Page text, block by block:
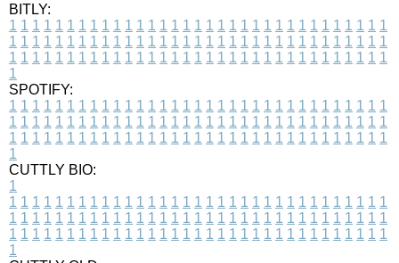
BITLY:
1 1 1 1 1 1 1 1 1 1 1 1 1 1 1 1 1 1 1 1 1 1 1 1 1 1 1 1 1 1 1 1 1
1 1 1 1 1 1 1 1 1 1 1 1 1 1 1 1 1 1 1 1 1 1 1 1 1 1 1 1 1 1 1 1 1
1 1 1 1 1 1 1 1 1 1 1 1 1 1 1 1 1 1 1 1 1 1 1 1 1 1 1 1 1 1 1 1 1
1
SPOTIFY:
1 1 1 1 1 1 1 1 1 1 1 1 1 1 1 1 1 1 1 1 1 1 1 1 1 1 1 1 1 1 1 1 1
1 1 1 1 1 1 1 1 1 1 1 1 1 1 1 1 1 1 1 1 1 1 1 1 1 1 1 1 1 1 1 1 1
1 1 1 1 1 1 1 1 1 1 1 1 1 1 1 1 1 1 1 1 1 1 1 1 1 1 1 1 1 1 1 1 1
1
CUTTLY BIO:
1
1 1 1 1 1 1 1 1 1 1 1 1 1 1 1 1 1 1 1 1 1 1 1 1 1 1 1 1 1 1 1 1 1
1 1 1 1 1 1 1 1 1 1 1 1 1 1 1 1 1 1 1 1 1 1 1 1 1 1 1 1 1 1 1 1 1
1 1 1 1 1 1 1 1 1 1 1 1 1 1 1 1 1 1 1 1 1 1 1 1 1 1 1 1 1 1 1 1 1
1